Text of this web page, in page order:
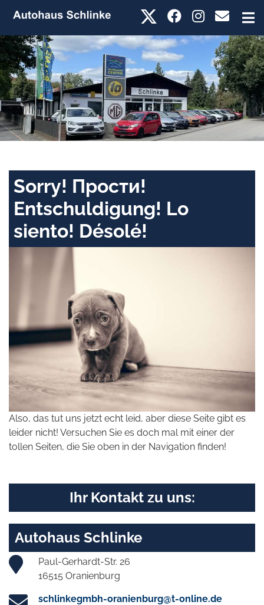
Sorry! Прости!
Entschuldigung! Lo
siento! Désolé!
Also, das tut uns jetzt echt leid, aber diese Seite gibt es
leider nicht! Versuchen Sie es doch mal mit einer der
tollen Seiten, die Sie oben in der Navigation finden!
Ihr Kontakt zu uns:
Autohaus Schlinke
Paul-Gerhardt-Str. 26
16515 Oranienburg
schlinkegmbh-oranienburg@t-online.de